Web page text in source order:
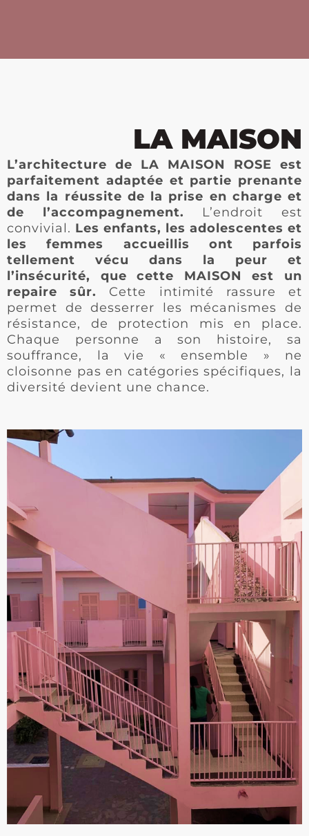
LA MAISON
L’architecture de LA MAISON ROSE est
parfaitement adaptée et partie prenante
dans la réussite de la prise en charge et
de l’accompagnement. L’endroit est
convivial. Les enfants, les adolescentes et
les femmes accueillis ont parfois
tellement vécu dans la peur et
l’insécurité, que cette MAISON est un
repaire sûr.
Cette intimité rassure et
permet de desserrer les mécanismes de
résistance, de protection mis en place.
Chaque personne a son histoire, sa
souffrance, la vie « ensemble » ne
cloisonne pas en catégories spécifiques, la
diversité devient une chance.